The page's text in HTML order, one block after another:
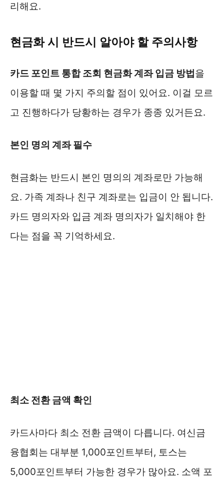
리해요.
현금화 시 반드시 알아야 할 주의사항
카드 포인트 통합 조회 현금화 계좌 입금 방법 을
이용할 때 몇 가지 주의할 점이 있어요. 이걸 모르
고 진행하다가 당황하는 경우가 종종 있거든요.
본인 명의 계좌 필수
현금화는 반드시 본인 명의의 계좌로만 가능해
요. 가족 계좌나 친구 계좌로는 입금이 안 됩니다.
카드 명의자와 입금 계좌 명의자가 일치해야 한
다는 점을 꼭 기억하세요.
최소 전환 금액 확인
카드사마다 최소 전환 금액이 다릅니다. 여신금
융협회는 대부분 1,000포인트부터, 토스는
5,000포인트부터 가능한 경우가 많아요. 소액 포